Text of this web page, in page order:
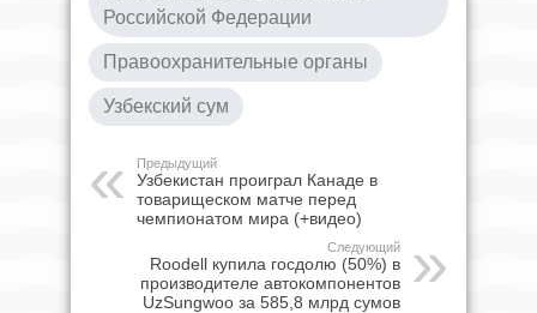
Российской Федерации
Правоохранительные органы
Узбекский сум
Предыдущий
Узбекистан проиграл Канаде в
товарищеском матче перед
чемпионатом мира (+видео)
Следующий
Roodell купила госдолю (50%) в
производителе автокомпонентов
UzSungwoo за 585,8 млрд сумов